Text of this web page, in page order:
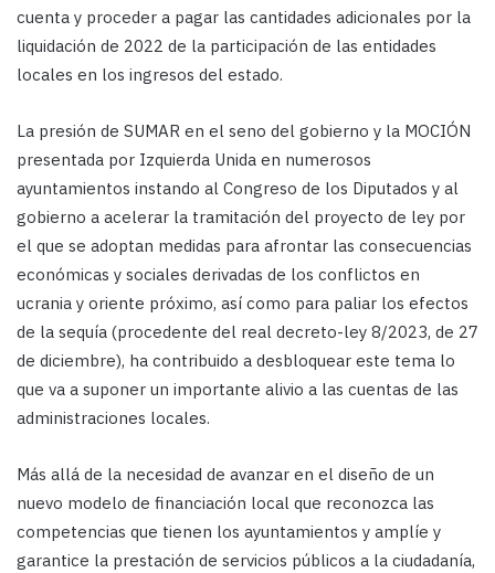
cuenta y proceder a pagar las cantidades adicionales por la
liquidación de 2022 de la participación de las entidades
locales en los ingresos del estado.
La presión de SUMAR en el seno del gobierno y la MOCIÓN
presentada por Izquierda Unida en numerosos
ayuntamientos instando al Congreso de los Diputados y al
gobierno a acelerar la tramitación del proyecto de ley por
el que se adoptan medidas para afrontar las consecuencias
económicas y sociales derivadas de los conflictos en
ucrania y oriente próximo, así como para paliar los efectos
de la sequía (procedente del real decreto-ley 8/2023, de 27
de diciembre), ha contribuido a desbloquear este tema lo
que va a suponer un importante alivio a las cuentas de las
administraciones locales.
Más allá de la necesidad de avanzar en el diseño de un
nuevo modelo de financiación local que reconozca las
competencias que tienen los ayuntamientos y amplíe y
garantice la prestación de servicios públicos a la ciudadanía,